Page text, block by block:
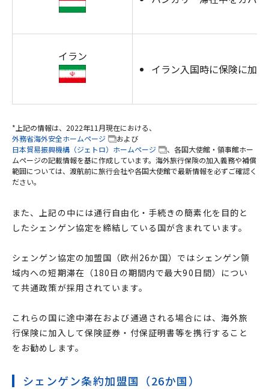
イラン
イラン入国時に保険に加
*上記の情報は、2022年11月現在における、
外務省海外安全ホームページ
および
日本貿易振興機構（ジェトロ）ホームページ
、各国大使館・領事館ホー
ムページの記載情報を基に作成しています。海外旅行保険の加入義務や補償
範囲については、渡航前に旅行会社や各国大使館で最新情報を必ずご確認く
ださい。
また、上記の中には通行自由化・手続きの簡素化を目的と
したシェンゲン協定を締結している国が含まれています。
シェンゲン協定の加盟国（欧州26か国）ではシェンゲン領
域内への短期滞在（180日の期間内で最大90日間）につい
て共通政策が採用されています。
これらの国に途中滞在および通過される場合には、海外旅
行保険に加入して保険証券・付保証明書等を携行すること
をお勧めします。
シェンゲン条約加盟国（26か国）